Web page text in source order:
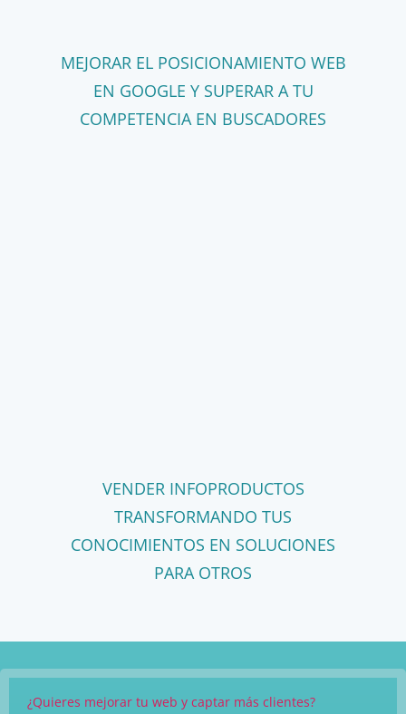
MEJORAR EL POSICIONAMIENTO WEB
EN GOOGLE Y SUPERAR A TU
COMPETENCIA EN BUSCADORES
VENDER INFOPRODUCTOS
TRANSFORMANDO TUS
CONOCIMIENTOS EN SOLUCIONES
PARA OTROS
¿Quieres mejorar tu web y captar más clientes?